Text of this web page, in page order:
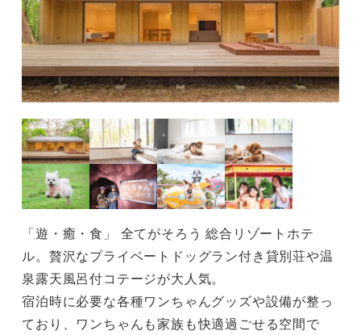
「遊・癒・食」 全てがそろう 総合リゾートホテ
ル。贅沢なプライベートドッグラン付き貸別荘や温
泉露天風呂付コテージが大人気。
宿泊時に必要な各種ワンちゃんグッズや設備が整っ
ており、ワンちゃんも家族も快適過ごせる空間で